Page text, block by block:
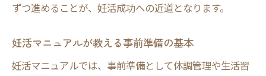
ずつ進めることが、妊活成功への近道となります。
妊活マニュアルが教える事前準備の基本
妊活マニュアルでは、事前準備として体調管理や生活習